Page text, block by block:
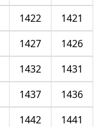
1421
1422
1426
1427
1431
1432
1436
1437
1441
1442